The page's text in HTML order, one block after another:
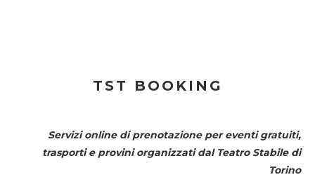
TST BOOKING
Servizi online di prenotazione per eventi gratuiti,
trasporti e provini organizzati dal Teatro Stabile di
Torino